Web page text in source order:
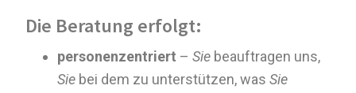
Die Beratung erfolgt:
personenzentriert –Sie beauftragen uns,
Sie bei dem zu unterstützen, wasSie